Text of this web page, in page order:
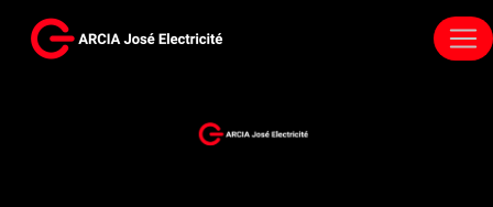
Panneau de gestion des cookies